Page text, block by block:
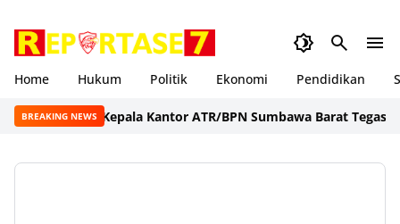
Home Hukum Politik Ekonomi Pendidikan
BREAKING NEWSKepala Kantor ATR/BPN Sumbawa Barat Tegaskan